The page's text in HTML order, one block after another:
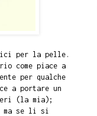
per la pelle.
come piace a
per qualche
a portare un
(la mia);
ma se li si